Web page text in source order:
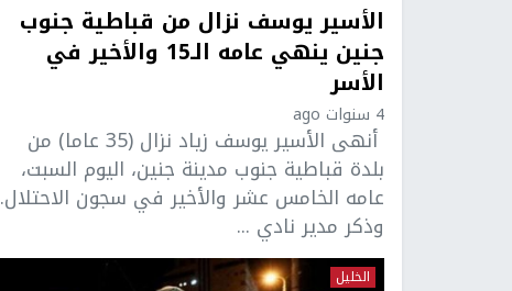
الأسير يوسف نزال من قباطية جنوب
جنين ينهي عامه الـ15 والأخير في
الأسر
4 سنوات ago
أنهى الأسير يوسف زياد نزال (35 عاما) من
بلدة قباطية جنوب مدينة جنين، اليوم السبت،
عامه الخامس عشر والأخير في سجون الاحتلال.
وذكر مدير نادي ...
الخليل